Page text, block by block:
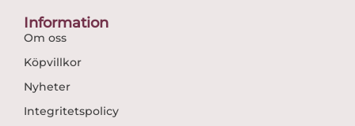
Information
Om oss
Köpvillkor
Nyheter
Integritetspolicy